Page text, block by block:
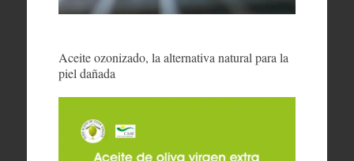
Aceite ozonizado, la alternativa natural para la
piel dañada